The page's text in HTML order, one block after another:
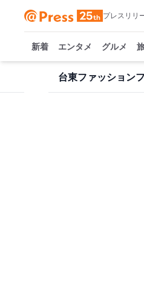
プレスリリ
新着 エンタメ グルメ
台東ファッション